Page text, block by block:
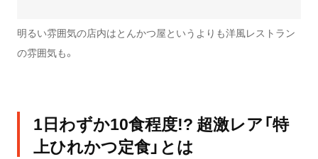
明るい雰囲気の店内はとんかつ屋というよりも洋風レストラン
の雰囲気も。
1日わずか10食程度!? 超激レア「特
上ひれかつ定食」とは